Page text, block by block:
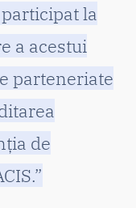
la
a acestui
parteneriate
de